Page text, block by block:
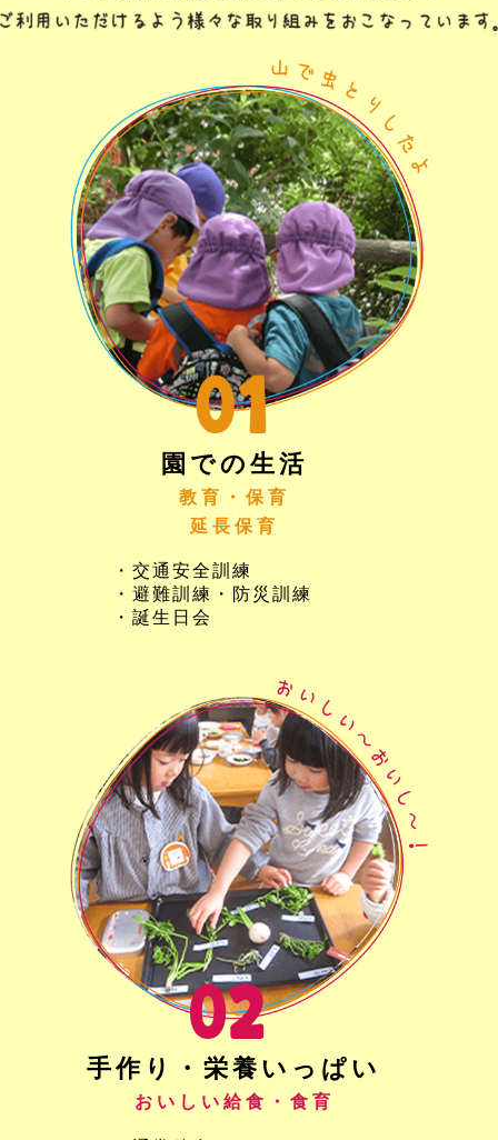
園での生活
教育・保育
延長保育
・交通安全訓練
・避難訓練・防災訓練
・誕生日会
手作り・栄養いっぱい
おいしい給食・食育